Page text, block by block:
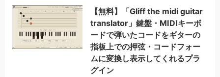
【無料】「Gliff the midi guitar
translator」鍵盤・MIDIキーボ
ードで弾いたコードをギターの
指板上での押弦・コードフォー
ムに変換し表示してくれるプラ
グイン